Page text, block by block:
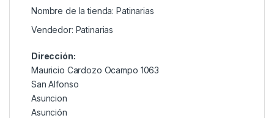
Nombre de la tienda: Patinarias
Vendedor: Patinarias
Dirección:
Mauricio Cardozo Ocampo 1063
San Alfonso
Asuncion
Asunción